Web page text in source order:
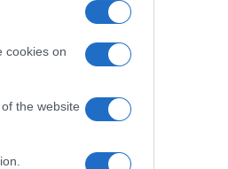
cookies on
the website